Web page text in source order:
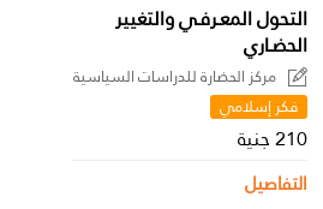
التحول المعـرفـي والتغيير
الحضـاري
مركز الحضارة للدراسات السياسية
فكر إسلامي
210 جنية
التفاصيل